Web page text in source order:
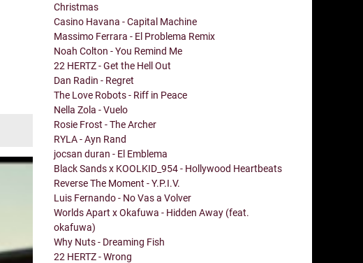
Christmas
Casino Havana - Capital Machine
Massimo Ferrara - El Problema Remix
Noah Colton - You Remind Me
22 HERTZ - Get the Hell Out
Dan Radin - Regret
The Love Robots - Riff in Peace
Nella Zola - Vuelo
Rosie Frost - The Archer
RYLA - Ayn Rand
jocsan duran - El Emblema
Black Sands x KOOLKID_954 - Hollywood Heartbeats
Reverse The Moment - Y.P.I.V.
Luis Fernando - No Vas a Volver
Worlds Apart x Okafuwa - Hidden Away (feat.
okafuwa)
Why Nuts - Dreaming Fish
22 HERTZ - Wrong